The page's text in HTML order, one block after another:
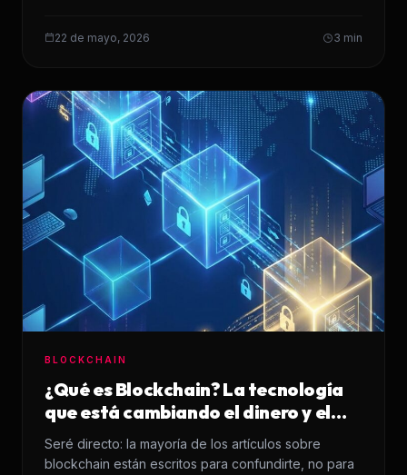
22 de mayo, 2026 3 min
BLOCKCHAIN
¿Qué es Blockchain? La tecnología
que está cambiando el dinero y el
internet
Seré directo: la mayoría de los artículos sobre
blockchain están escritos para confundirte, no para